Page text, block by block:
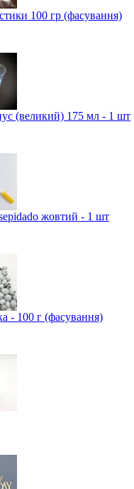
100 гр (фасування)
(великий) 175 мл - 1 шт
жовтий - 1 шт
- 100 г (фасування)